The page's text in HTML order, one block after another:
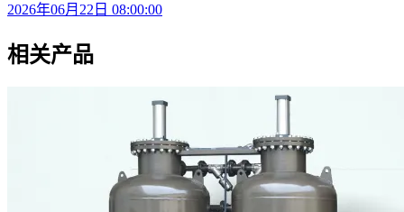
2026年06月22日 08:00:00
相关产品